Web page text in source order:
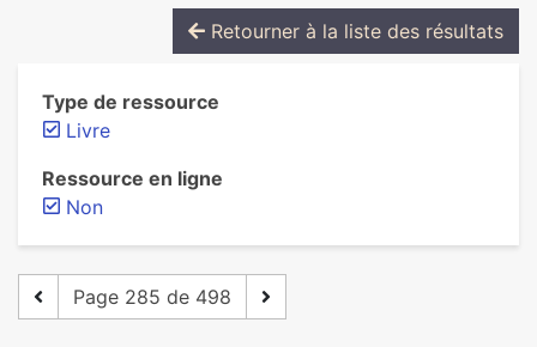
Retourner à la liste des résultats
Type de ressource
Livre
Ressource en ligne
Non
Page 285 de 498